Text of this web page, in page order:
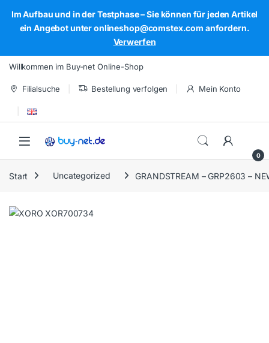
Im Aufbau und in der Testphase – Sie können für jeden Artikel
ein Angebot unter onlineshop@comstex.com anfordern.
Verwerfen
Skip to navigation
Skip to content
Willkommen im Buy-net Online-Shop
Filialsuche Bestellung verfolgen Mein Konto
Open
0
Start Uncategorized GRANDSTREAM – GRP2603 –